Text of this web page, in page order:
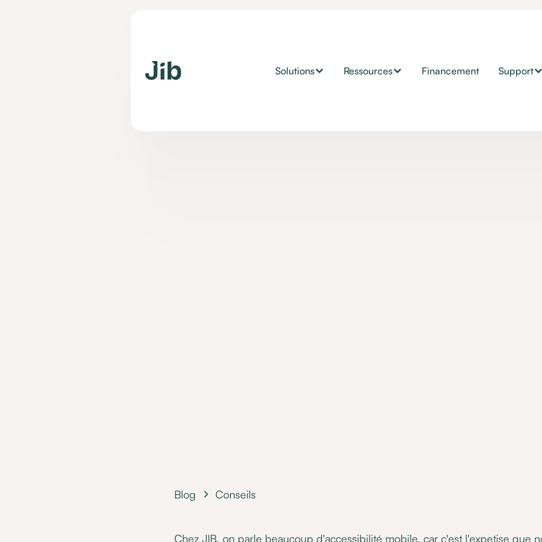
Solutions Ressources Financement Support
Blog Conseils
Chez JIB, on parle beaucoup d'accessibilité mobile, car c'est l'expetise que